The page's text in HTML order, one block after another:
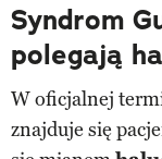
Syndrom
polegają
W oficjalnej
znajduje się